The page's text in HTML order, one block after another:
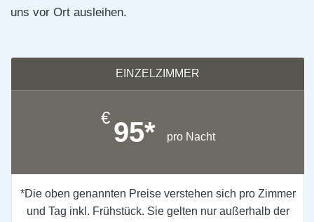
uns vor Ort ausleihen.
EINZELZIMMER
€ 95* pro Nacht
*Die oben genannten Preise verstehen sich pro Zimmer
und Tag inkl. Frühstück. Sie gelten nur außerhalb der